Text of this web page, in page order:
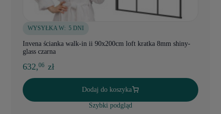
WYSYŁKA W: 5 DNI
Invena ścianka walk-in ii 90x200cm loft kratka 8mm shiny-
glass czarna
632,06 zł
Dodaj do koszyka
Szybki podgląd